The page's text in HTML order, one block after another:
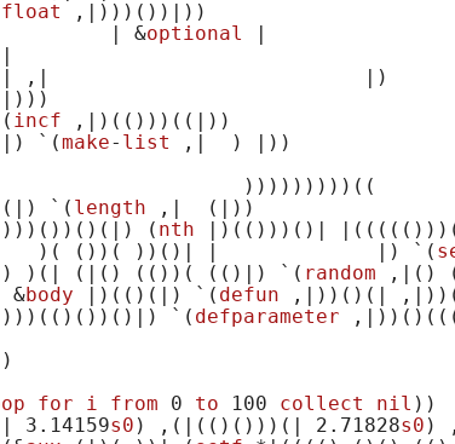
float ,|) )) () )|))
| &optional
|
,|                          |)
))
( incf ,|) (() )) ((|) )
|) ` (make- list ,|  )
|))
))))))))) ((
` ( length ,|  (|) )
)) () ) () (|) ( nth |) (() )) () | | ((((() ))
) ( () ) ( ) ) () | |             |) ` (
) (| (|() (() ) ( (() |) ` ( random ,|()
&body |) (() (|) ` ( defun ,|) ) () (| ,|) )
))) (() () ) () |) ` ( defparameter ,|) ) ()
for i from 0 to 100 collect nil )
3.14159s0 ) , (|(() () )) (| 2.71828s0 ) ,